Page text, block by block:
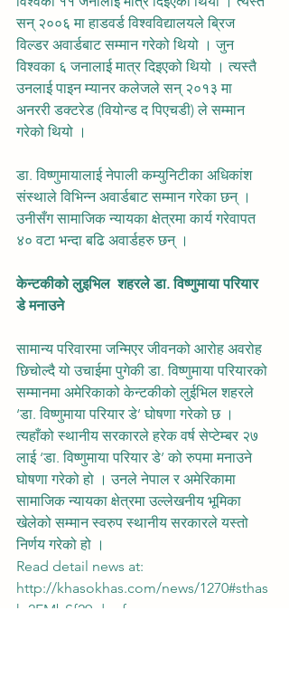
सन् २००६ मा हाडवर्ड विश्वविद्यालयले ब्रिज
विल्डर अवार्डबाट सम्मान गरेको थियो । जुन
विश्वका ६ जनालाई मात्र दिइएको थियो । त्यस्तै
उनलाई पाइन म्यानर कलेजले सन् २०१३ मा
अनररी डक्टरेड (वियोन्ड द पिएचडी) ले सम्मान
गरेको थियो ।
डा. विष्णुमायालाई नेपाली कम्युनिटीका अधिकांश
संस्थाले विभिन्न अवार्डबाट सम्मान गरेका छन् ।
उनीसँग सामाजिक न्यायका क्षेत्रमा कार्य गरेवापत
४० वटा भन्दा बढि अवार्डहरु छन् ।
केन्टकीको लुइभिल  शहरले डा. विष्णुमाया परियार
डे मनाउने
सामान्य परिवारमा जन्मिएर जीवनको आरोह अवरोह
छिचोल्दै यो उचाईमा पुगेकी डा. विष्णुमाया परियारको
सम्मानमा अमेरिकाको केन्टकीको लुईभिल शहरले
‘डा. विष्णुमाया परियार डे’ घोषणा गरेको छ ।
त्यहाँको स्थानीय सरकारले हरेक वर्ष सेप्टेम्बर २७
लाई ‘डा. विष्णुमाया परियार डे’ को रुपमा मनाउने
घोषणा गरेको हो । उनले नेपाल र अमेरिकामा
सामाजिक न्यायका क्षेत्रमा उल्लेखनीय भूमिका
खेलेको सम्मान स्वरुप स्थानीय सरकारले यस्तो
निर्णय गरेको हो ।
Read detail news at:
http://khasokhas.com/news/1270#sthas
h.2EMbSf29.dpuf